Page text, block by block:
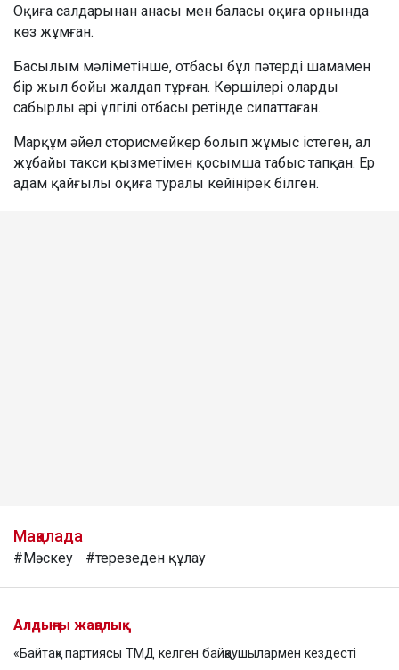
Оқиға салдарынан анасы мен баласы оқиға орнында
көз жұмған.
Басылым мәліметінше, отбасы бұл пәтерді шамамен
бір жыл бойы жалдап тұрған. Көршілері оларды
сабырлы әрі үлгілі отбасы ретінде сипаттаған.
Марқұм әйел сторисмейкер болып жұмыс істеген, ал
жұбайы такси қызметімен қосымша табыс тапқан. Ер
адам қайғылы оқиға туралы кейінірек білген.
Мақалада
#Мәскеу #терезеден құлау
Алдыңғы жаңалық
«Байтақ» партиясы ТМД келген байқаушылармен кездесті